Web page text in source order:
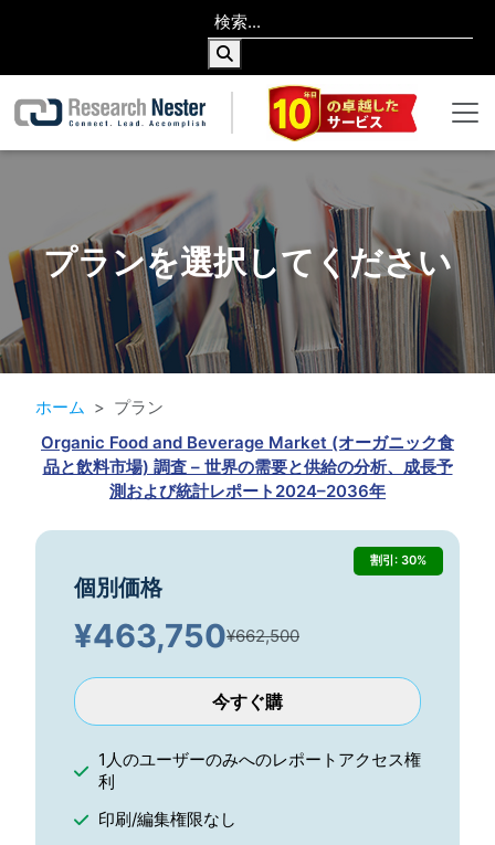
プランを選択してください
ホーム
プラン
Organic Food and Beverage Market (オーガニック食
品と飲料市場) 調査 – 世界の需要と供給の分析、成長予
測および統計レポート2024–2036年
割引: 30%
個別価格
¥463,750¥662,500
今すぐ購
1人のユーザーのみへのレポートアクセス権
利
印刷/編集権限なし